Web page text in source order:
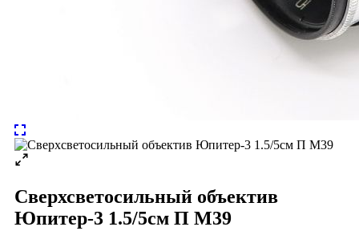
Сверхсветосильный объектив
Юпитер-3 1.5/5см П М39